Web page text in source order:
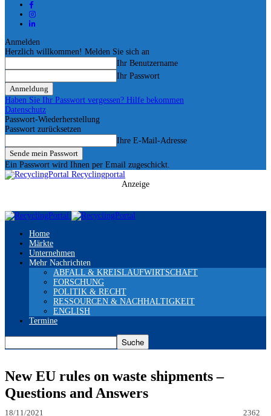
Anmelden
Herzlich willkommen! Melden Sie sich an
Ihr Benutzername
Ihr Passwort
Haben Sie Ihr Passwort vergessen? Hilfe bekommen
Datenschutz
Passwort-Wiederherstellung
Passwort zurücksetzen
Ihre E-Mail-Adresse
Ein Passwort wird Ihnen per Email zugeschickt.
Recyclingportal
Anzeige
Home
Märkte
Unternehmen
Mehr Nachrichten
ABFALL & KREISLAUFWIRTSCHAFT
FORSCHUNG
POLITIK & RECHT
RESSOURCEN & NACHHALTIGKEIT
ENGLISH
Termine
New EU rules on waste shipments –
Questions and Answers
18/11/2021 2362